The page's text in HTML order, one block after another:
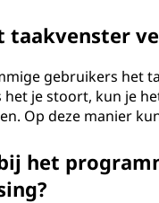
taakvenster
gebruikers het
het je stoort, kun je
Op deze manier
het